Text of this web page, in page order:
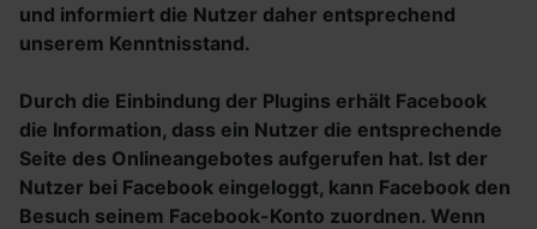
und informiert die Nutzer daher entsprechend
unserem Kenntnisstand.
Durch die Einbindung der Plugins erhält Facebook
die Information, dass ein Nutzer die entsprechende
Seite des Onlineangebotes aufgerufen hat. Ist der
Nutzer bei Facebook eingeloggt, kann Facebook den
Besuch seinem Facebook-Konto zuordnen. Wenn